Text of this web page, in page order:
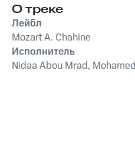
О треке
Лейбл
Mozart A. Chahine
Исполнитель
Nidaa Abou Mrad,